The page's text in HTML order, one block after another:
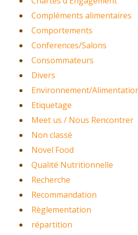
Compléments alimentaires
Comportements
Conferences/Salons
Consommateurs
Divers
Environnement/
Etiquetage
Meet us / Nous Rencontrer
Non classé
Novel Food
Qualité Nutritionnelle
Recherche
Recommandation
Règlementation
répartition